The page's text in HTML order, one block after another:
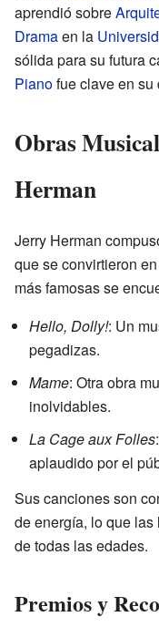
aprendió sobre
Dramaen la
sólida para su futura
Pianofue clave en su
Obras
Herman
Jerry Herman
que se convirtieron
más famosas se
Hello, Dolly!: Un
pegadizas.
Mame: Otra obra
inolvidables.
La Cage aux Folles
aplaudido por el
Sus canciones son
de energía, lo que
de todas las edades.
Premios y